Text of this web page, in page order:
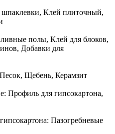
шпаклевки, Клей плиточный,
полы, Клей для блоков,
Добавки для
Щебень, Керамзит
Профиль для гипсокартона,
Пазогребневые